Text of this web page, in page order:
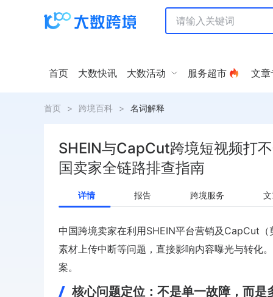
首页 大数快讯 大数活动 服务超市 文章
首页 > 跨境百科 > 名词解释
SHEIN与CapCut跨境短视频打
国卖家全链路排查指南
详情 报告 跨境服务
中国跨境卖家在利用SHEIN平台营销及CapCut
素材上传中断等问题，直接影响内容曝光与转化
案。
核心问题定位：不是单一故障，而是